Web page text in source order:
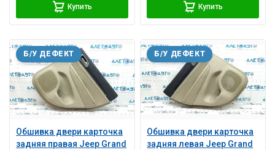
Купить Купить
Обшивка двери карточка
задняя правая Jeep Grand
Б/У ДЕФЕКТ
Обшивка двери карточка
задняя левая Jeep Grand
Б/У ДЕФЕКТ